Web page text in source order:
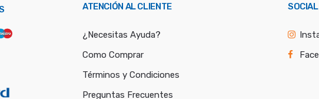
ATENCIÓN AL CLIENTE
¿Necesitas Ayuda?
Como Comprar
Términos y Condiciones
Preguntas Frecuentes
SOCIAL